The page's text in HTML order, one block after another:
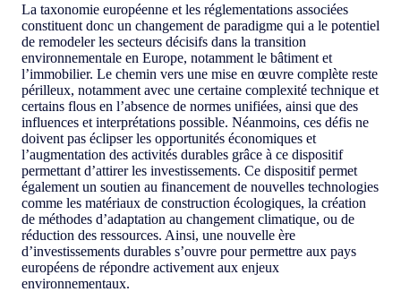
La taxonomie européenne et les réglementations associées
constituent donc un changement de paradigme qui a le potentiel
de remodeler les secteurs décisifs dans la transition
environnementale en Europe, notamment le bâtiment et
l’immobilier. Le chemin vers une mise en œuvre complète reste
périlleux, notamment avec une certaine complexité technique et
certains flous en l’absence de normes unifiées, ainsi que des
influences et interprétations possible. Néanmoins, ces défis ne
doivent pas éclipser les opportunités économiques et
l’augmentation des activités durables grâce à ce dispositif
permettant d’attirer les investissements. Ce dispositif permet
également un soutien au financement de nouvelles technologies
comme les matériaux de construction écologiques, la création
de méthodes d’adaptation au changement climatique, ou de
réduction des ressources. Ainsi, une nouvelle ère
d’investissements durables s’ouvre pour permettre aux pays
européens de répondre activement aux enjeux
environnementaux.